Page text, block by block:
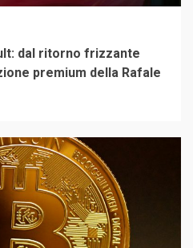
dal ritorno frizzante
premium della Rafale